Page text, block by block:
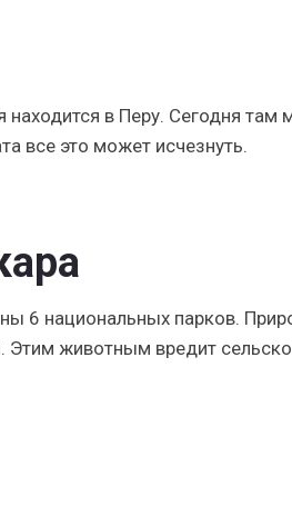
находится в Перу. Сегодня
все это может исчезнуть.
6 национальных парков.
Этим животным вредит